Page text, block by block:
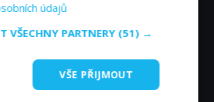
údajů
VŠECHNY PARTNERY (51) →
VŠE PŘIJMOUT